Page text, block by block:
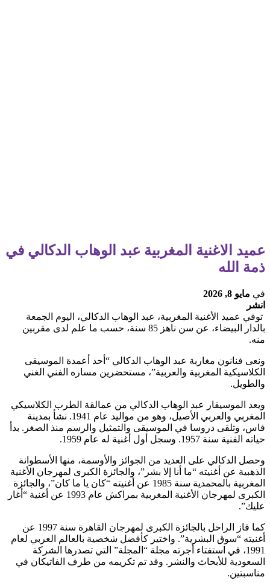
عميد الاغنية المغربية عبد الوهاب الدكالي في
ذمة الله
في مايو 8, 2026
انشر
توفي عميد الأغنية المغربية، عبد الوهاب الدكالي، اليوم الجمعة
بالدار البيضاء، عن سن ناهز 85 سنة، حسب ما علم لدى مقربين
منه.
ونعى فنانون مغاربة عبد الوهاب الدكالي “أحد أعمدة الموسيقى
الكلاسيكية المغربية والعربية”، مستحضرين مساره الفني الغني
والطويل.
ويعد الموسيقار عبد الوهاب الدكالي من عمالقة الطرب الكلاسيكي
المغربي والعربي الأصيل، وهو من مواليد عام 1941. نشأ بمدينة
فاس، وتلقى دروسا في الموسيقى والتمثيل والرسم منذ الصغر. بدأ
حياته الفنية سنة 1957. وسجل أول أغنية له عام 1959.
وحصل الدكالي على العديد من الجوائز والأوسمة، منها الأسطوانة
الذهبية عن أغنيته “ما أنا إلا بشر”، والجائزة الكبرى لمهرجان الأغنية
المغربية بالمحمدية سنة 1985 عن أغنيته “كان يا ما كان”، والجائزة
الكبرى لمهرجان الأغنية المغربية بمراكش عام 1993 عن أغنية “أغار
عليك”.
كما فاز الراحل بالجائزة الكبرى لمهرجان القاهرة سنة 1997 عن
أغنيته “سوق البشرية”. واختير كأفضل شخصية بالعالم العربي لعام
1991، في استفتاء أجرته مجلة “المجلة” التي تصدرها الشركة
السعودية للأبحاث والنشر. وقد تم تكريمه من طرف الفاتيكان في
مناسبتين.